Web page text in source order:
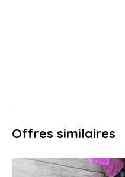
Offres similaires